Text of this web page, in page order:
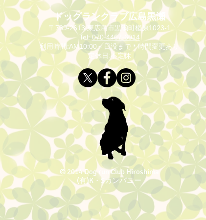
３月黒瀬営業日のお知らせ
ドッグランクラブ広島黒瀬
〒739-2613 東広島市黒瀬町楢原1023-1
Tel: 070-4467-6014
利用時間:AM10:00～日没まで＊時間変更あり
定休日:不定休
© 2014 Dog run Club Hiroshima
(有)K・Sカンパニー